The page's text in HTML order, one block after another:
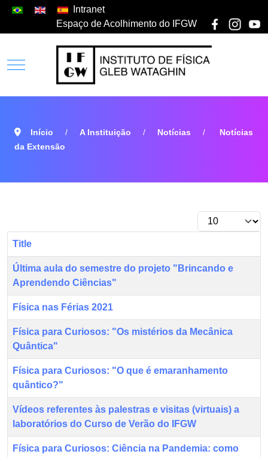
Intranet
Espaço de Acolhimento do IFGW
Início A Instituição Notícias
Notícias
da Extensão
Title
Última aula do semestre do projeto "Brincando e
Aprendendo Ciências"
Física nas Férias 2021
Física para Curiosos: "Os mistérios da Mecânica
Quântica"
Física para Curiosos: "O que é emaranhamento
quântico?"
Vídeos referentes às palestras e visitas (virtuais) a
laboratórios do Curso de Verão do IFGW
Física para Curiosos: Ciência na Pandemia: como